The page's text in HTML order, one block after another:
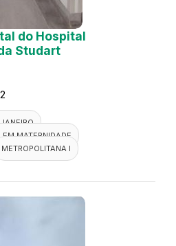
do Hospital
Studart
MATERNIDADE
METROPOLITANA I